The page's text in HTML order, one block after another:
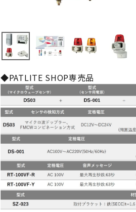
◆PATLITE SHOP専売品